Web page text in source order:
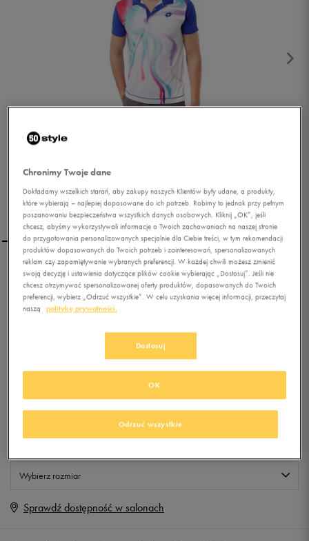
LOTTO POLO BLEND
KLUBIE 50 STYLE
Produkt niedostępny
Wybierz rozmiar
M Powiadom o dostępności
Sprawdź dostępność w salonach
Chronimy Twoje dane
Dokładamy wszelkich starań, aby zakupy naszych Klientów były udane, a produkty,
które wybierają – najlepiej dopasowane do ich potrzeb. Robimy to jednak przy pełnym
poszanowaniu bezpieczeństwa wszystkich danych osobowych. Kliknij „OK”, jeśli
chcesz, abyśmy wykorzystywali informacje o Twoich zachowaniach na naszej stronie
do przygotowania personalizowanych specjalnie dla Ciebie treści, w tym rekomendacji
produktów dopasowanych do Twoich potrzeb i zainteresowań, spersonalizowanych
reklam czy zapamiętywanie wybranych preferencji. W każdej chwili możesz zmienić
swoją decyzję i ustawienia dotyczące plików cookie wybierając „Dostosuj”. Jeśli nie
chcesz otrzymywać spersonalizowanej oferty produktów, dopasowanych do Twoich
preferencji, wybierz „Odrzuć wszystkie”. W celu uzyskania więcej informacji, przeczytaj
naszą politykę prywatności.
Dostosuj
Odrzuć wszystkie
OK